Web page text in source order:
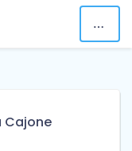
Cajone